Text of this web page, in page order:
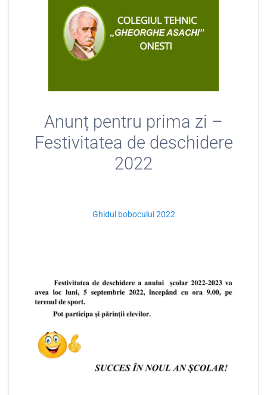
Anunț pentru prima zi –
Festivitatea de deschidere
2022
Ghidul bobocului 2022